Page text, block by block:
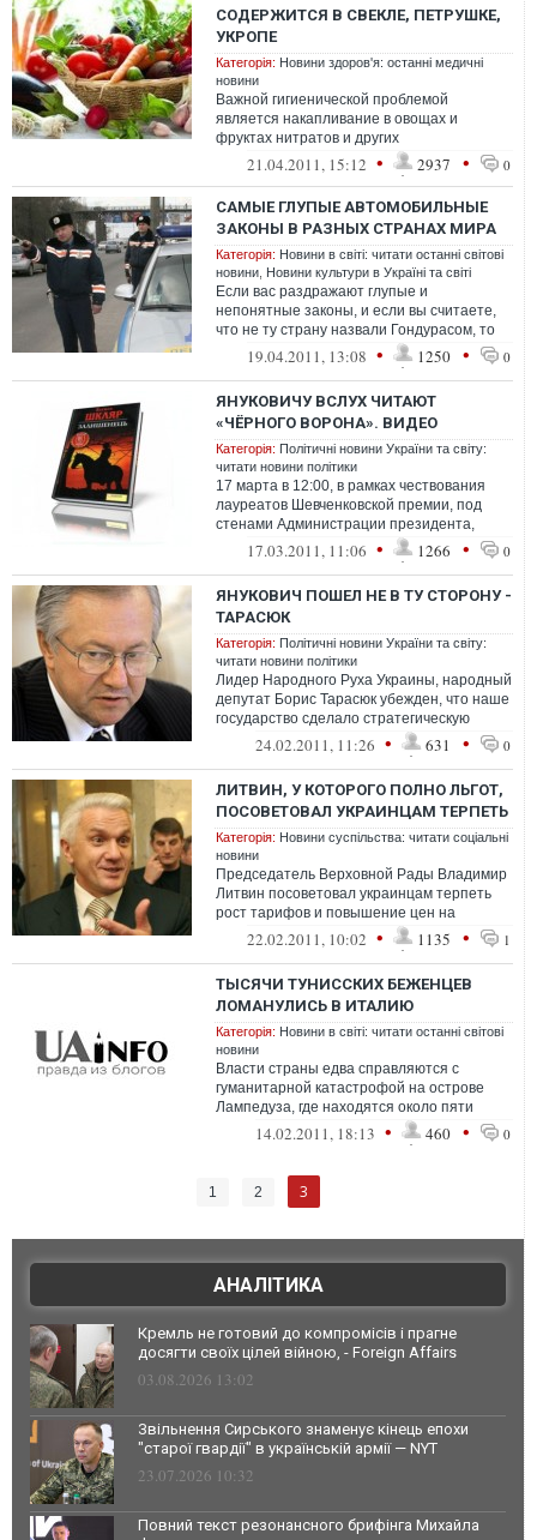
СОДЕРЖИТСЯ В СВЕКЛЕ, ПЕТРУШКЕ,
УКРОПЕ
Категорія: Новини здоров'я: останні медичні
новини
Важной гигиенической проблемой
является накапливание в овощах и
фруктах нитратов и других
азотосодержащих соединений. Особо
остро этот вопрос встает в...
21.04.2011, 15:12 • 2937 • 0
САМЫЕ ГЛУПЫЕ АВТОМОБИЛЬНЫЕ
ЗАКОНЫ В РАЗНЫХ СТРАНАХ МИРА
Категорія: Новини в світі: читати останні світові
новини Новини культури в Україні та світі
Если вас раздражают глупые и
непонятные законы, и если вы считаете,
что не ту страну назвали Гондурасом, то
просто ознакомитесь с несколькими пра...
19.04.2011, 13:08 • 1250 • 0
ЯНУКОВИЧУ ВСЛУХ ЧИТАЮТ
«ЧЁРНОГО ВОРОНА». ВИДЕО
Категорія: Політичні новини України та світу:
читати новини політики
17 марта в 12:00, в рамках чествования
лауреатов Шевченковской премии, под
стенами Администрации президента,
прошла акция «Президентские чтения&...
17.03.2011, 11:06 • 1266 • 0
ЯНУКОВИЧ ПОШЕЛ НЕ В ТУ СТОРОНУ -
ТАРАСЮК
Категорія: Політичні новини України та світу:
читати новини політики
Лидер Народного Руха Украины, народный
депутат Борис Тарасюк убежден, что наше
государство сделало стратегическую
ошибку, отказавшись от курса на евро...
24.02.2011, 11:26 • 631 • 0
ЛИТВИН, У КОТОРОГО ПОЛНО ЛЬГОТ,
ПОСОВЕТОВАЛ УКРАИНЦАМ ТЕРПЕТЬ
Категорія: Новини суспільства: читати соціальні
новини
Председатель Верховной Рады Владимир
Литвин посоветовал украинцам терпеть
рост тарифов и повышение цен на
коммунальные услуги
22.02.2011, 10:02 • 1135 • 1
ТЫСЯЧИ ТУНИССКИХ БЕЖЕНЦЕВ
ЛОМАНУЛИСЬ В ИТАЛИЮ
Категорія: Новини в світі: читати останні світові
новини
Власти страны едва справляются с
гуманитарной катастрофой на острове
Лампедуза, где находятся около пяти
тысяч жителей Туниса, бежавших из
14.02.2011, 18:13 • 460 • 0
1 2 3
АНАЛІТИКА
Кремль не готовий до компромісів і прагне
досягти своїх цілей війною, - Foreign Affairs
03.08.2026 13:02
Звільнення Сирського знаменує кінець епохи
"старої гвардії" в українській армії — NYT
23.07.2026 10:32
Повний текст резонансного брифінга Михайла